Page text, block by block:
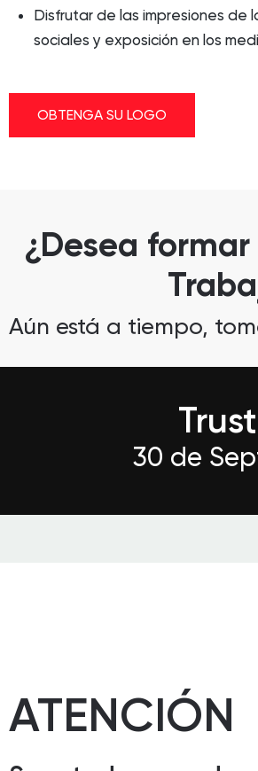
Disfrutar de las impresiones
sociales y exposición en los
OBTENGA SU LOGO
¿Desea
Aún está a tiempo,
30 de
ATENCIÓN